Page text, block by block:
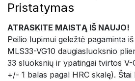
Pristatymas
ATRASKITE MAISTĄ IŠ NAUJO!
Peilio lupimui geležtė pagaminta
MLS33-VG10 daugiasluoksnio
33 sluoksnių ir ypatingai tvirtos V-
+/- 1 balas pagal HRC skalę).